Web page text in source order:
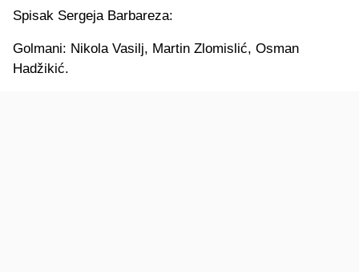
Spisak Sergeja Barbareza:
Golmani: Nikola Vasilj, Martin Zlomislić, Osman
Hadžikić.